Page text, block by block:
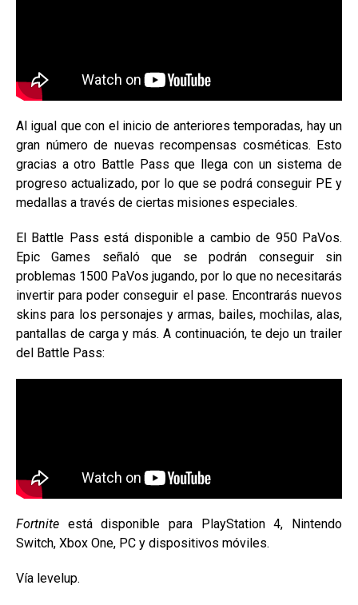
Al igual que con el inicio de anteriores temporadas, hay un
gran número de nuevas recompensas cosméticas. Esto
gracias a otro Battle Pass que llega con un sistema de
progreso actualizado, por lo que se podrá conseguir PE y
medallas a través de ciertas misiones especiales.
El Battle Pass está disponible a cambio de 950 PaVos.
Epic Games señaló que se podrán conseguir sin
problemas 1500 PaVos jugando, por lo que no necesitarás
invertir para poder conseguir el pase. Encontrarás nuevos
skins para los personajes y armas, bailes, mochilas, alas,
pantallas de carga y más. A continuación, te dejo un trailer
del Battle Pass:
Fortnite está disponible para PlayStation 4, Nintendo
Switch, Xbox One, PC y dispositivos móviles.
Vía levelup.